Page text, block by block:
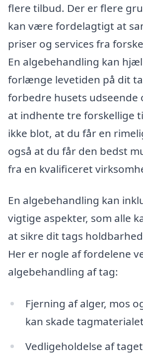
flere tilbud. Der er flere
kan være fordelagtigt at
priser og services fra
En algebehandling kan
forlænge levetiden på dit
forbedre husets udseende
at indhente tre forskellige
ikke blot, at du får en
også at du får den bedst
fra en kvalificeret
En algebehandling kan
vigtige aspekter, som alle
at sikre dit tags
Her er nogle af fordelene
algebehandling af tag:
Fjerning af alger, mos
kan skade
Vedligeholdelse af